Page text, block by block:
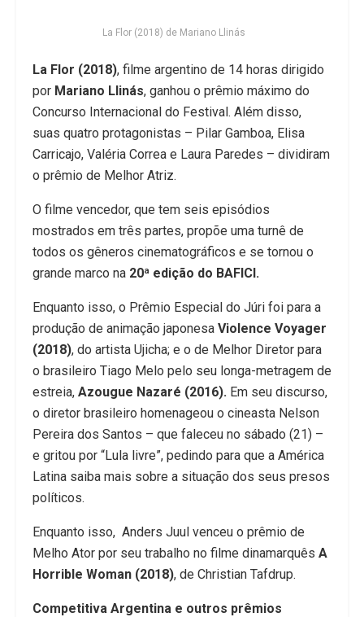
La Flor (2018) de Mariano Llinás
La Flor (2018), filme argentino de 14 horas dirigido
por Mariano Llinás, ganhou o prêmio máximo do
Concurso Internacional do Festival. Além disso,
suas quatro protagonistas – Pilar Gamboa, Elisa
Carricajo, Valéria Correa e Laura Paredes – dividiram
o prêmio de Melhor Atriz.
O filme vencedor, que tem seis episódios
mostrados em três partes, propõe uma turnê de
todos os gêneros cinematográficos e se tornou o
grande marco na 20ª edição do BAFICI.
Enquanto isso, o Prêmio Especial do Júri foi para a
produção de animação japonesa Violence Voyager
(2018), do artista Ujicha; e o de Melhor Diretor para
o brasileiro Tiago Melo pelo seu longa-metragem de
estreia, Azougue Nazaré (2016). Em seu discurso,
o diretor brasileiro homenageou o cineasta Nelson
Pereira dos Santos – que faleceu no sábado (21) –
e gritou por “Lula livre”, pedindo para que a América
Latina saiba mais sobre a situação dos seus presos
políticos.
Enquanto isso, Anders Juul venceu o prêmio de
Melho Ator por seu trabalho no filme dinamarquês A
Horrible Woman (2018), de Christian Tafdrup.
Competitiva Argentina e outros prêmios